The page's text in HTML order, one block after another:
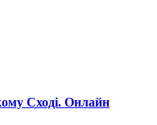
Сході. Онлайн